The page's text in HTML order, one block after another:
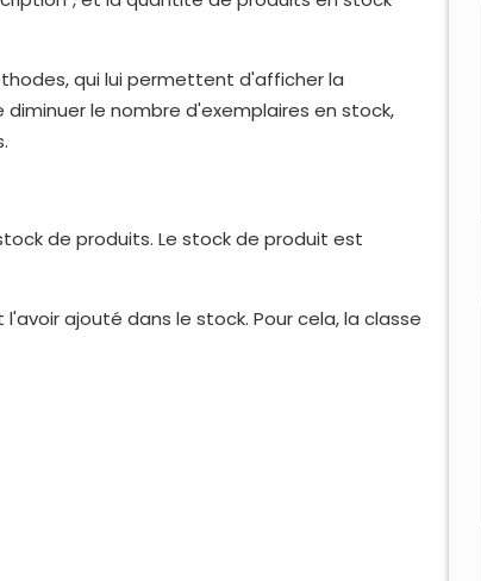
qui lui permettent d'afficher la
le nombre d'exemplaires en stock,
de produits. Le stock de produit est
ajouté dans le stock. Pour cela, la classe